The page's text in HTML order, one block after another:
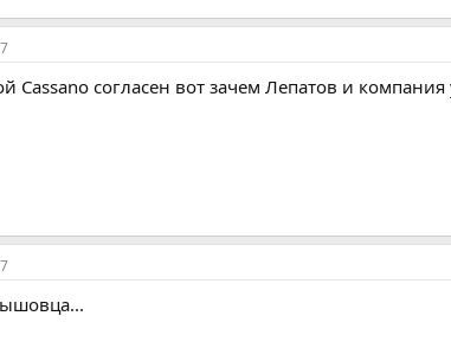
Cassano согласен вот зачем Лепатов и